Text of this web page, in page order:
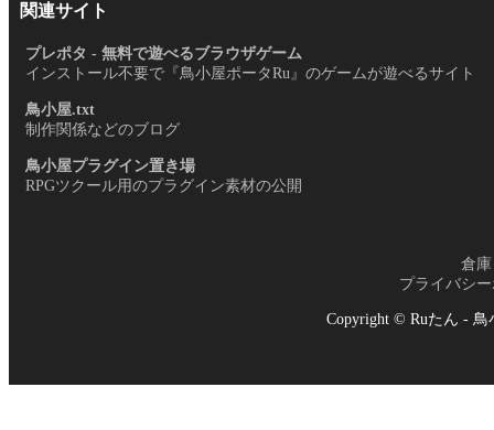
関連サイト
プレポタ - 無料で遊べるブラウザゲーム
インストール不要で『鳥小屋ポータRu』のゲームが遊べるサイト
鳥小屋.txt
制作関係などのブログ
鳥小屋プラグイン置き場
RPGツクール用のプラグイン素材の公開
倉庫
プライバシ
Copyright © Ruたん - 鳥